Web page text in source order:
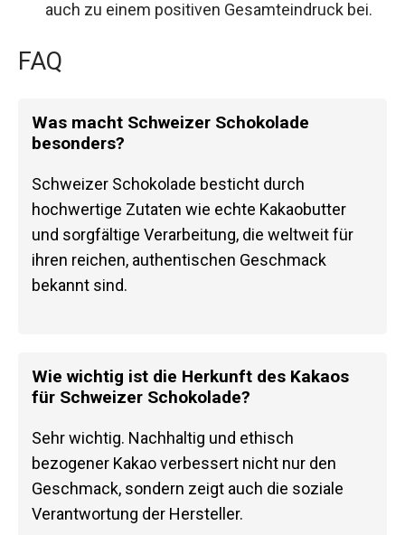
auch zu einem positiven Gesamteindruck bei.
FAQ
Was macht Schweizer Schokolade
besonders?
Schweizer Schokolade besticht durch
hochwertige Zutaten wie echte Kakaobutter
und sorgfältige Verarbeitung, die weltweit für
ihren reichen, authentischen Geschmack
bekannt sind.
Wie wichtig ist die Herkunft des Kakaos
für Schweizer Schokolade?
Sehr wichtig. Nachhaltig und ethisch
bezogener Kakao verbessert nicht nur den
Geschmack, sondern zeigt auch die soziale
Verantwortung der Hersteller.